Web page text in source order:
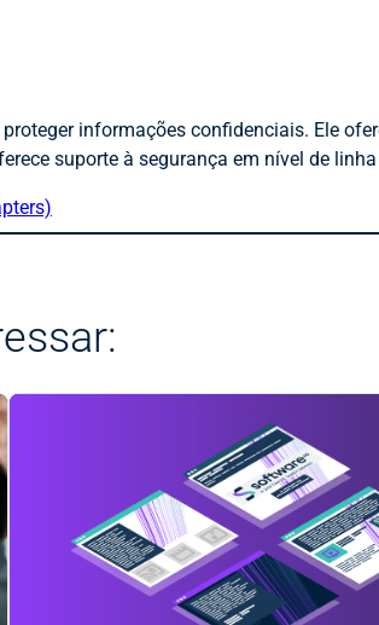
informações confidenciais. Ele
suporte à segurança em nível de